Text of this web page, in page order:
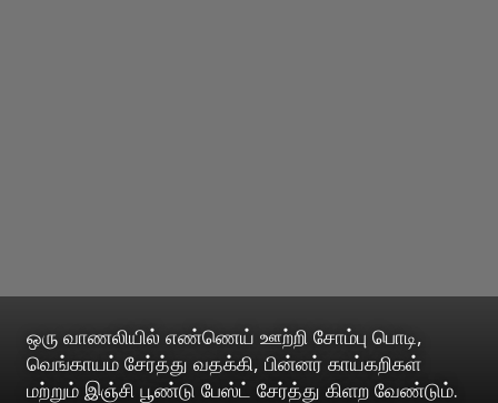
ஒரு வாணலியில் எண்ணெய் ஊற்றி சோம்பு பொடி,
வெங்காயம் சேர்த்து வதக்கி, பின்னர் காய்கறிகள்
மற்றும் இஞ்சி பூண்டு பேஸ்ட் சேர்த்து கிளற வேண்டும்.